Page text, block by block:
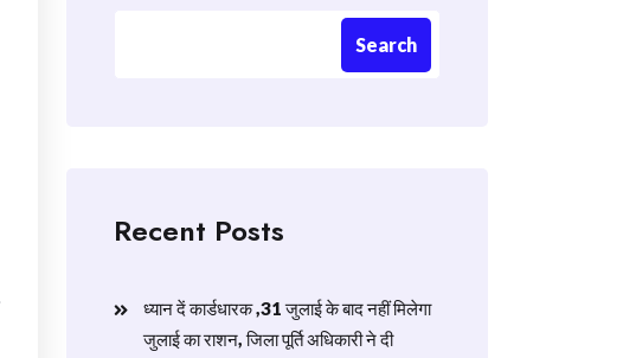
Search
Recent Posts
ध्यान दें कार्डधारक ,31 जुलाई के बाद नहीं मिलेगा
जुलाई का राशन, जिला पूर्ति अधिकारी ने दी